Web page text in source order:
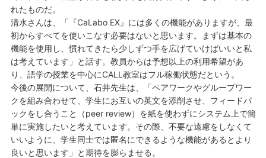
れたものだ。
清水さんは、「『CaLabo EX』には多くの機能がありますが、最
初からすべてを使いこなす必要はないと思います。まずは基本の
機能を使用し、慣れてきたら少しずつ手を広げていけばいいと私
は考えています」と話す。教員からは予想以上の利用希望があ
り、語学の授業を中心にCALL教室はフル稼働状態だという。
今後の展開について、石井先生は、「ペアワークやグループワー
クを組み合わせて、学生にお互いの英文を添削させ、フィードバ
ックをし合うこと（peer review）を紙を使わずにシステム上で簡
単に実施したいと考えています。その際、不要な遠慮をしなくて
いいように、学生同士では匿名にできるような機能があるとより
良いと思います」と期待を膨らませる。